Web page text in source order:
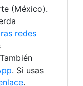
(México).
redes
. Si usas
.